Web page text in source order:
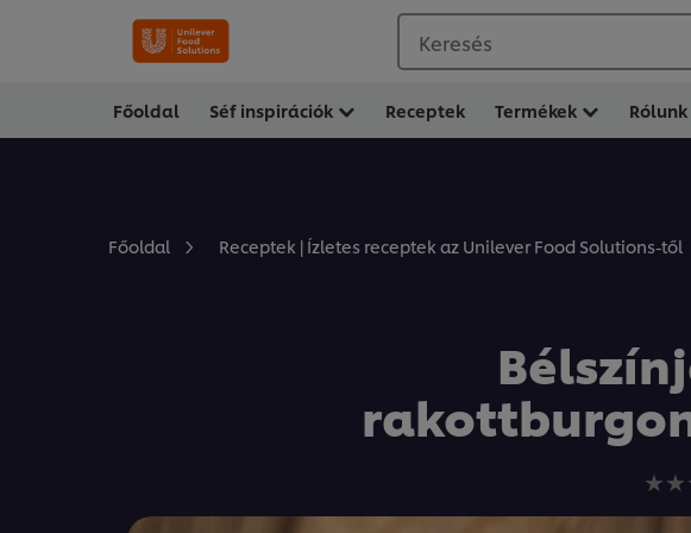
Keresés
Főoldal Séf inspirációk Receptek Termékek Rólunk
Főoldal Receptek | Ízletes receptek az Unilever Food Solutions-től